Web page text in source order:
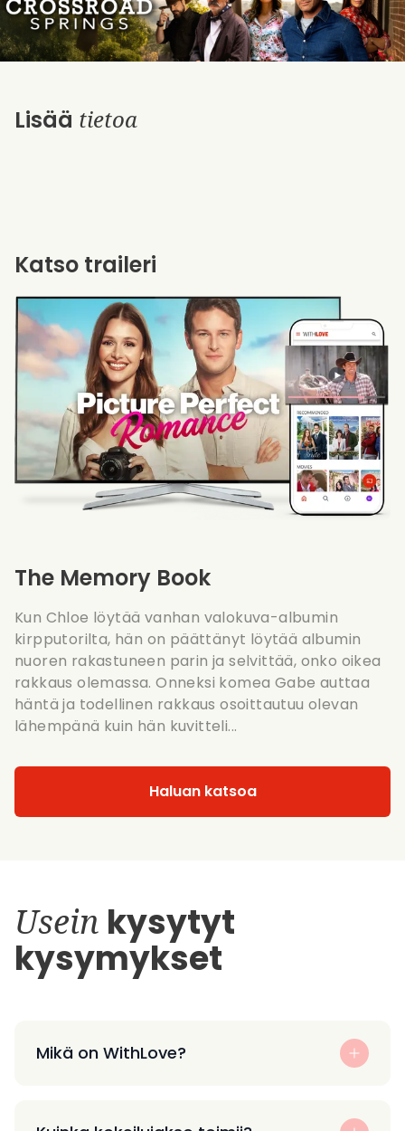
Lisää tietoa
The Memory Book
Kun Chloe löytää vanhan valokuva-albumin
kirpputorilta, hän on päättänyt löytää albumin
nuoren rakastuneen parin ja selvittää, onko oikea
rakkaus olemassa. Onneksi komea Gabe auttaa
häntä ja todellinen rakkaus osoittautuu olevan
lähempänä kuin hän kuvitteli...
Haluan katsoa
Katso traileri
Usein kysytyt
kysymykset
Mikä on WithLove?